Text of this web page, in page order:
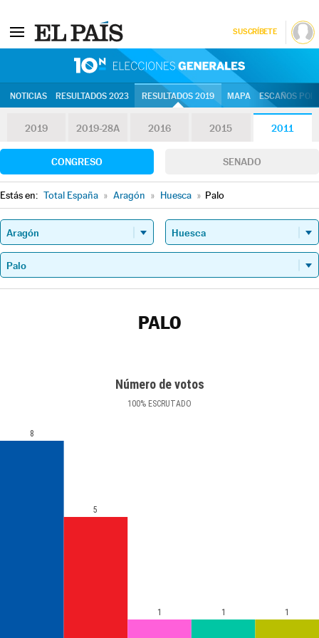
SUSCRÍBETE
NOTICIAS RESULTADOS 2023 RESULTADOS 2019 MAPA ESCAÑOS
2019 2019-28A 2016 2015 2011
CONGRESO SENADO
Estás en: Total España » Aragón » Huesca » Palo
PALO
Número de votos
100% ESCRUTADO
8
5
1 1 1